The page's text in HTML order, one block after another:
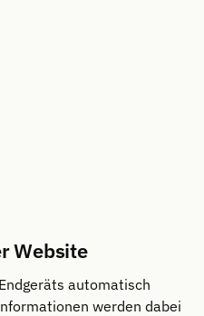
Website
automatisch
werden dabei